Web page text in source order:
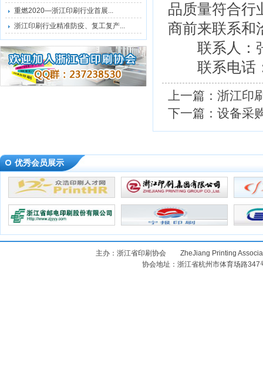
重燃2020—浙江印刷行业首展...
浙江印刷行业精准防疫、复工复产...
品质量符合行
商前来联系和
联系人：
联系电话：
上一篇： 浙江印
下一篇： 设备采
优秀会员展示
主办：浙江省印刷协会 ZheJiang Printing
协会地址：浙江省杭州市体育场路